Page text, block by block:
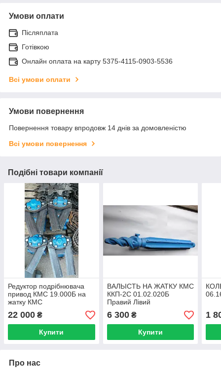
Умови оплати
Післяплата
Готівкою
Онлайн оплата на карту 5375-4115-0903-5536
Всі умови оплати
Умови повернення
Повернення товару впродовж 14 днів за домовленістю
Всі умови повернення
Подібні товари компанії
Редуктор подрібнювача
привод КМС 19.000Б на
жатку КМС
22 000 ₴
Купити
ВАЛЬІСТЬ НА ЖАТКУ КМС
ККП-2С 01.02.020Б
Правий Лівий
6 300₴
Купити
1
Про нас